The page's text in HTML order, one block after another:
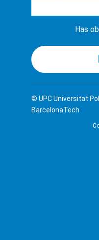
Has
© UPCUniversitat
BarcelonaTech